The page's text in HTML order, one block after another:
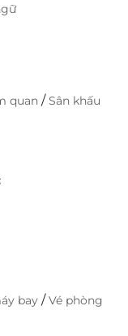
hấp dẫn
quan /Sân khấu
bay /Vé phòng